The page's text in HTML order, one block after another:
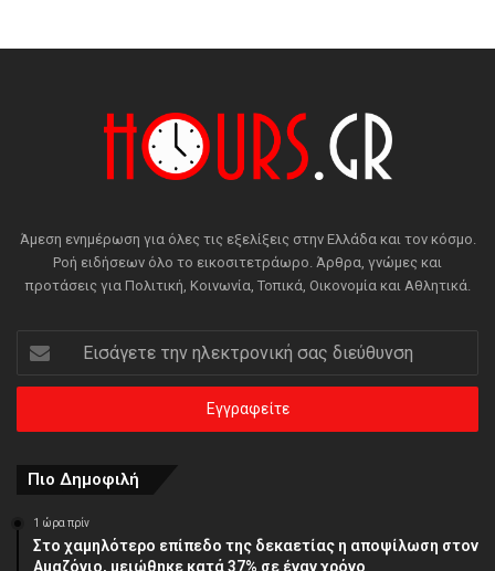
Άμεση ενημέρωση για όλες τις εξελίξεις στην Ελλάδα και τον κόσμο.
Ροή ειδήσεων όλο το εικοσιτετράωρο. Άρθρα, γνώμες και
προτάσεις για Πολιτική, Κοινωνία, Τοπικά, Οικονομία και Αθλητικά.
Εισάγετε
την
ηλεκτρονική
διεύθυνση
Πιο Δημοφιλή
1 ώρα πρίν
Στο χαμηλότερο επίπεδο της δεκαετίας η αποψίλωση στον
Αμαζόνιο, μειώθηκε κατά 37% σε έναν χρόνο